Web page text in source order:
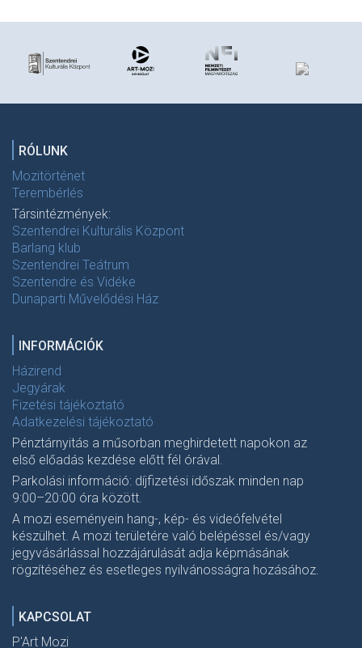
RÓLUNK
Mozitörténet
Terembérlés
Társintézmények:
Szentendrei Kulturális Központ
Barlang klub
Szentendrei Teátrum
Szentendre és Vidéke
Dunaparti Művelődési Ház
INFORMÁCIÓK
Házirend
Jegyárak
Fizetési tájékoztató
Adatkezelési tájékoztató
Pénztárnyitás a műsorban meghirdetett napokon az
első előadás kezdése előtt fél órával.
Parkolási információ: díjfizetési időszak minden nap
9:00–20:00 óra között.
A mozi eseményein hang-, kép- és videófelvétel
készülhet. A mozi területére való belépéssel és/vagy
jegyvásárlással hozzájárulását adja képmásának
rögzítéséhez és esetleges nyilvánosságra hozásához.
KAPCSOLAT
P'Art Mozi